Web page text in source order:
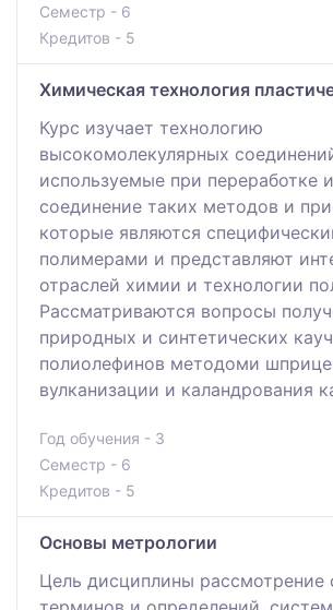
Семестр - 6
Кредитов - 5
Химическая технология
Курс изучает технологию
высокомолекулярных
используемые при переработке
соединение таких методов и
которые являются
полимерами и представляют
отраслей химии и технологии
Рассматриваются вопросы
природных и синтетических
полиолефинов методоми
вулканизации и каландрования
Год обучения - 3
Семестр - 6
Кредитов - 5
Основы метрологии
Цель дисциплины рассмотрение